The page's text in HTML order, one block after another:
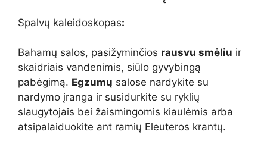
Spalvų kaleidoskopas:
Bahamų salos, pasižyminčios rausvu smėliu ir
skaidriais vandenimis, siūlo gyvybingą
pabėgimą. Egzumų salose nardykite su
nardymo įranga ir susidurkite su ryklių
slaugytojais bei žaismingomis kiaulėmis arba
atsipalaiduokite ant ramių Eleuteros krantų.